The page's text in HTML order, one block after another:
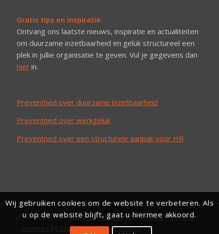
Gratis tips en inspiratie
Ontvang ons laatste nieuws, inspiratie en actualiteiten
om duurzame inzetbaarheid en geluk structureel een
plek in jullie organisatie te geven. Vul je gegevens dan
hierin.
Preventned over duurzame inzetbaarheid
Preventned over werkgeluk
Preventned over een structurele aanpak voor HR
(c) Preventned /Sitemap/Disclaimer/Privacy /Contact/
powered by Enfold WordPress Theme
Wij gebruiken cookies om de website te verbeteren. Als
u op de website blijft, gaat u hiermee akkoord.